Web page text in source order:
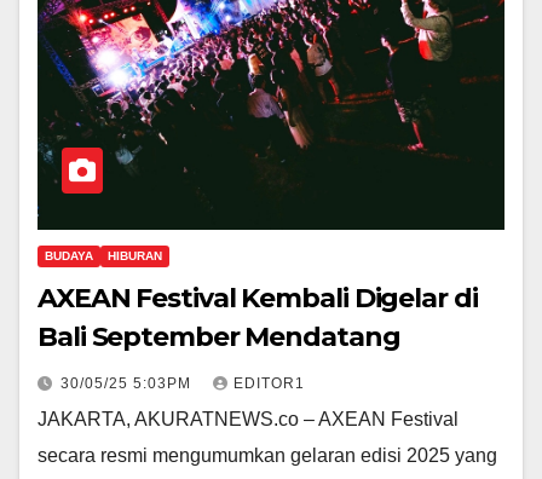
BUDAYA HIBURAN
AXEAN Festival Kembali Digelar di
Bali September Mendatang
30/05/25 5:03PM EDITOR1
JAKARTA, AKURATNEWS.co – AXEAN Festival
secara resmi mengumumkan gelaran edisi 2025 yang